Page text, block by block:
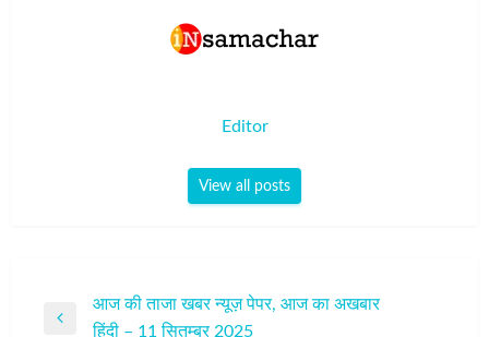
Editor
View all posts
Previous
आज की ताजा खबर न्यूज़ पेपर, आज का अखबार
हिंदी – 11 सितम्बर 2025